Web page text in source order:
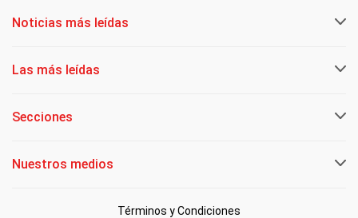
Noticias más leídas
Las más leídas
Secciones
Nuestros medios
Términos y Condiciones